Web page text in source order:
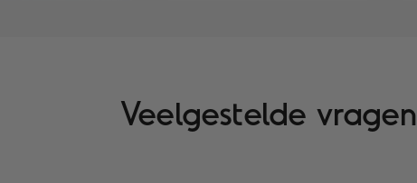
Veelgestelde vragen